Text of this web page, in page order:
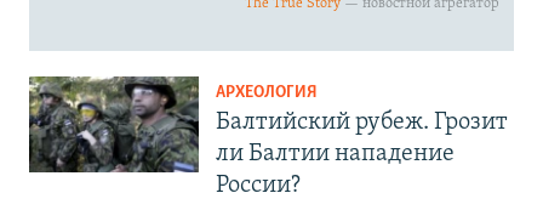
АРХЕОЛОГИЯ
Балтийский рубеж. Грозит
ли Балтии нападение
России?